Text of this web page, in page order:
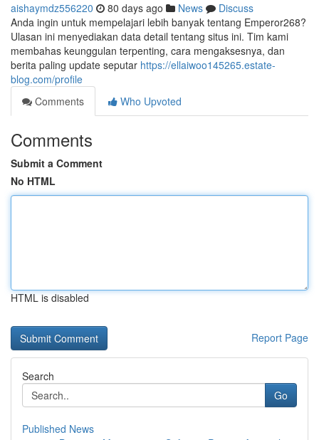
aishaymdz556220 80 days ago News
Discuss
Anda ingin untuk mempelajari lebih banyak tentang Emperor268?
Ulasan ini menyediakan data detail tentang situs ini. Tim kami
membahas keunggulan terpenting, cara mengaksesnya, dan
berita paling update seputar https://ellaiwoo145265.estate-
blog.com/profile
Comments
Who Upvoted
Comments
Submit a Comment
No HTML
HTML is disabled
Report Page
Search
Go
Published News